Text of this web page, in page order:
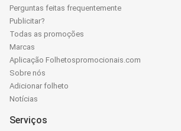
Perguntas feitas frequentemente
Publicitar?
Todas as promoções
Marcas
Aplicação Folhetospromocionais.com
Sobre nós
Adicionar folheto
Notícias
Serviços